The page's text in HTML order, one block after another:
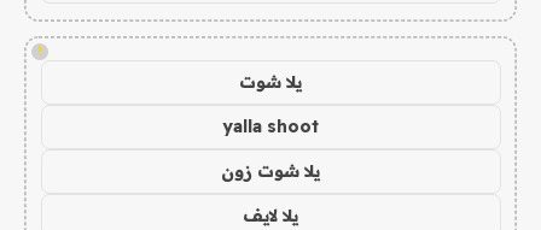
!
يلا شوت
yalla shoot
يلا شوت زون
يلا لايف